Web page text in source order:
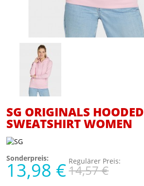
SG ORIGINALS HOODED
SWEATSHIRT WOMEN
Sonderpreis:
13,98 € Regulärer Preis:
14,57 €